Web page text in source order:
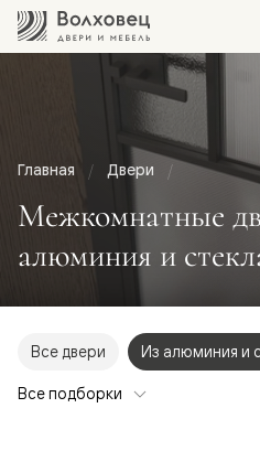
Главная Двери
Межкомнатные
алюминия и
Все двери Из алюминия и
Все подборки